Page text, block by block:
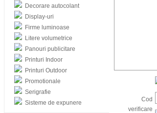
Decorare autocolant
Display-uri
Firme luminoase
Litere volumetrice
Panouri publicitare
Printuri Indoor
Printuri Outdoor
Promotionale
Serigrafie
Sisteme de expunere
Cod
verificare